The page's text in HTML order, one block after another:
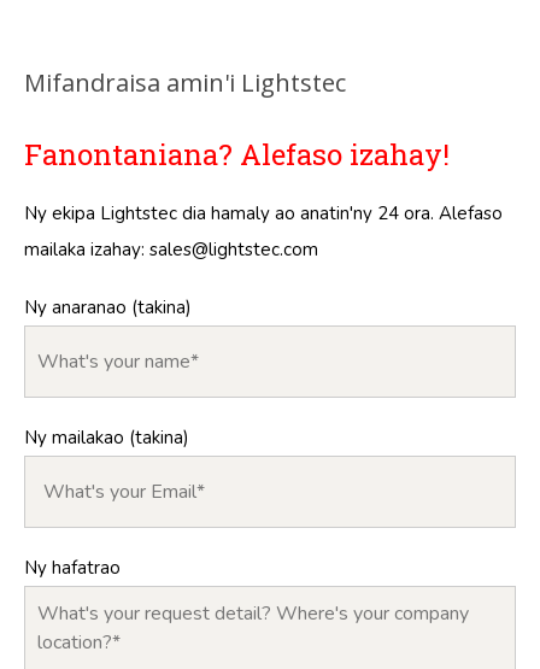
Mifandraisa amin'i Lightstec
Fanontaniana? Alefaso izahay!
Ny ekipa Lightstec dia hamaly ao anatin'ny 24 ora. Alefaso
mailaka izahay: sales@lightstec.com
Ny anaranao (takina)
Ny mailakao (takina)
Ny hafatrao